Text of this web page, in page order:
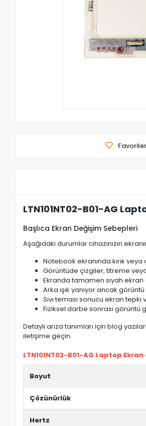
LTN101NT02-B01-AG
Başlıca Ekran Değişim Sebepleri
Aşağıdaki durumlar cihazınızın
Notebook ekranında kırık
Görüntüde çizgiler, titreme
Ekranda tamamen siyah
Arka ışık yanıyor ancak
Sıvı teması sonucu ekran
Fiziksel darbe sonrası görüntü
Detaylı arıza tanımları için blog
iletişime geçin.
LTN101NT02-B01-AG Laptop
Boyut
Çözünürlük
Hertz